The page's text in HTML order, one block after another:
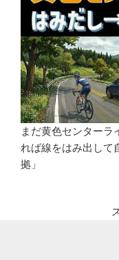
まだ黄色センターラ
れば線をはみ出して
拠」